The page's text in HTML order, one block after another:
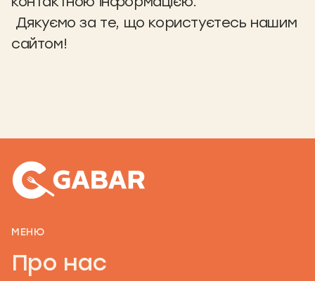
Дякуємо за те, що користуєтесь нашим
сайтом!
МЕНЮ
Про нас